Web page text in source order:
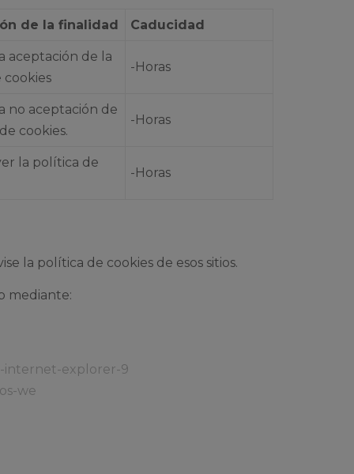
de la finalidad Caducidad
aceptación de la
-Horas
no aceptación de
cookies.
-Horas
la política de
-Horas
la política de cookies de esos sitios.
mediante:
internet-explorer-9
we